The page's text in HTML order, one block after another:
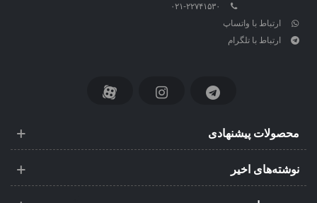
۰۲۱-۲۲۷۴۱۵۳۰
ارتباط با واتساپ
ارتباط با تلگرام
محصولات پیشنهادی
نوشته‌های اخیر